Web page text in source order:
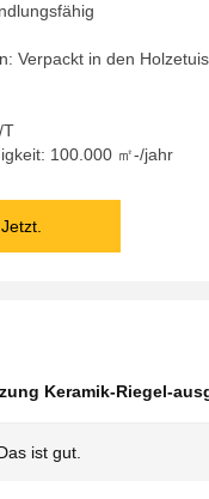
Verpackt in den
T
100.000 ㎡-/jahr
Keramik-Riegel-
ist gut.